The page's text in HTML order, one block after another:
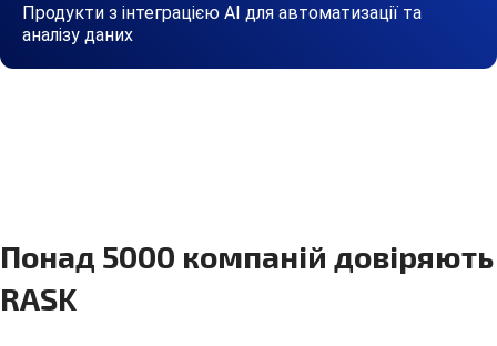
Продукти з інтеграцією AI для автоматизації та
аналізу даних
Понад 5000 компаній довіряють
RASK